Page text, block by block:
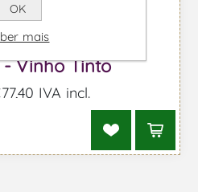
Vinho Tinto
IVA incl.
OK
mais